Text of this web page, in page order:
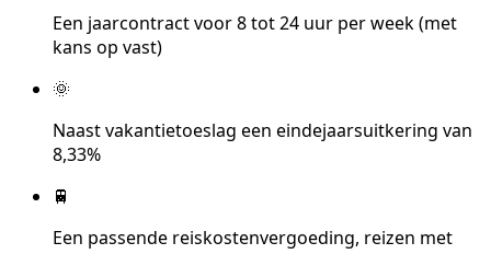
Een jaarcontract voor 8 tot 24 uur per week (met
kans op vast)
🌞
Naast vakantietoeslag een eindejaarsuitkering van
8,33%
🚆
Een passende reiskostenvergoeding, reizen met